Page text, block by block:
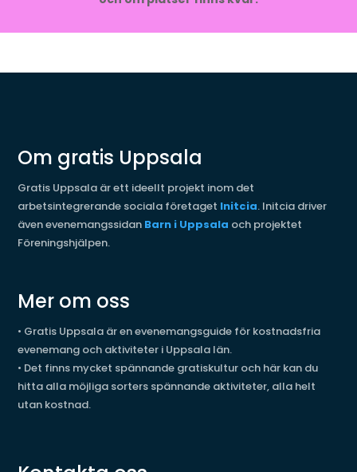
Om gratis Uppsala
Gratis Uppsala är ett ideellt projekt inom det
arbetsintegrerande sociala företaget Initcia. Initcia driver
även evenemangssidan Barn i Uppsala och projektet
Föreningshjälpen.
Mer om oss
• Gratis Uppsala är en evenemangsguide för kostnadsfria
evenemang och aktiviteter i Uppsala län.
• Det finns mycket spännande gratiskultur och här kan du
hitta alla möjliga sorters spännande aktiviteter, alla helt
utan kostnad.